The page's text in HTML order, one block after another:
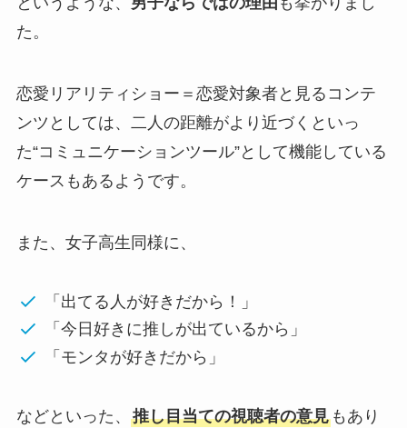
た。
恋愛リアリティショー＝恋愛対象者と見るコンテ
ンツとしては、二人の距離がより近づくといっ
た“コミュニケーションツール”として機能している
ケースもあるようです。
また、女子高生同様に、
「出てる人が好きだから！」
「今日好きに推しが出ているから」
「モンタが好きだから」
などといった、 推し目当ての視聴者の意見もあり